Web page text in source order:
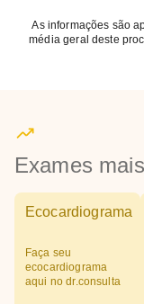
As informações são
média geral deste
Exames
Ecocardiograma
Faça seu
ecocardiograma
aqui no dr.consulta